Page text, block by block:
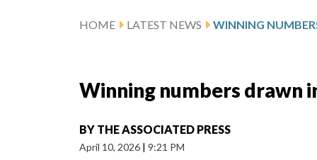
HOME LATEST NEWS
Winning numbers drawn
BY THE ASSOCIATED PRESS
April 10, 2026 | 9:21 PM